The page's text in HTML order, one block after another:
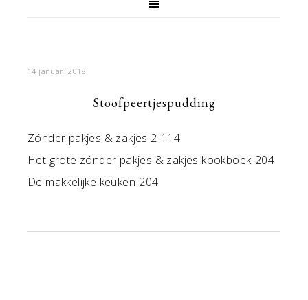
14 januari 2018
Stoofpeertjespudding
Zónder pakjes & zakjes 2-114
Het grote zónder pakjes & zakjes kookboek-204
De makkelijke keuken-204